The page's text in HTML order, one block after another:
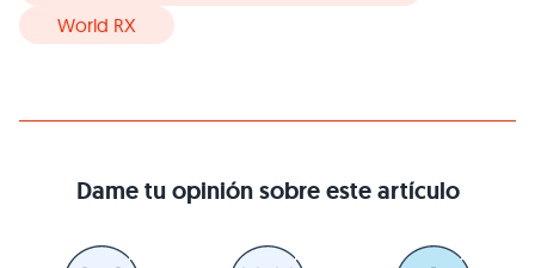
World RX
Dame tu opinión sobre este artículo